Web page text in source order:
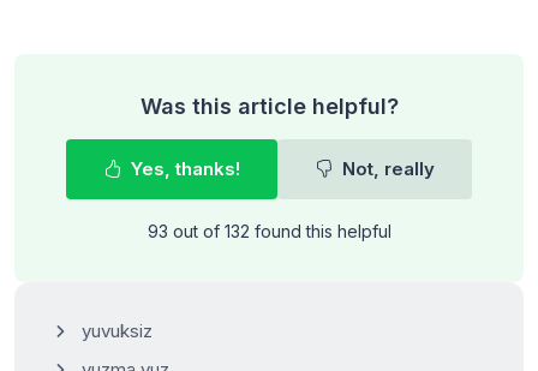
Was this article helpful?
Yes, thanks! Not, really
93 out of 132 found this helpful
yuvuksiz